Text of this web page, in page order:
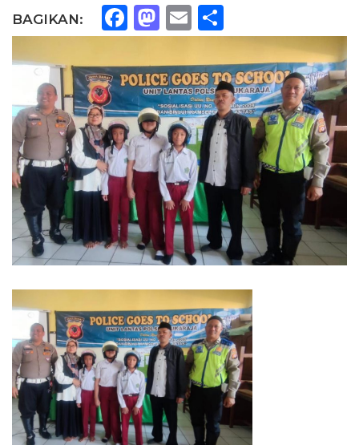
BAGIKAN: Facebook
Mastodon
Email